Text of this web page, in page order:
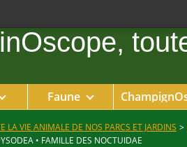
Faune
LA VIE ANIMALE DE NOS PARCS ET JARDINS >
• FAMILLE DES NOCTUIDAE